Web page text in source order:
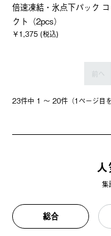
倍速凍結・氷点下パック
クト（2pcs）
￥1,375 (税込)
23件中 1 〜 20件（1ページ⽬を
前へ
総合